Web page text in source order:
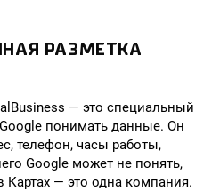
РАЗМЕТКА
— это специальный
понимать данные. Он
телефон, часы работы,
Google может не понять,
— это одна компания.